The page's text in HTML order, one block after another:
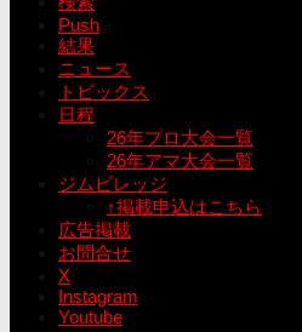
Push
結果
ニュース
トピックス
日程
26年プロ大会一覧
26年アマ大会一覧
ジムビレッジ
↑掲載申込はこちら
広告掲載
お問合せ
X
Instagram
Youtube